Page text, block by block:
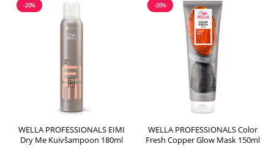
-20%
WELLA PROFESSIONALS EIMI
Dry Me Kuivšampoon 180ml
-20%
WELLA PROFESSIONALS Color
Fresh Copper Glow Mask 150ml